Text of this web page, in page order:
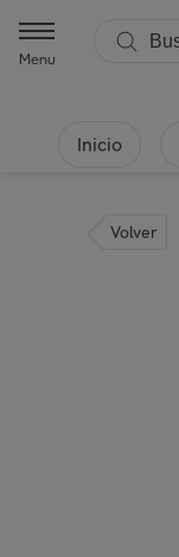
Menu
Inicio
Volver